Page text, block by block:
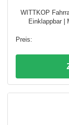
WITTKOP
Einklappbar |